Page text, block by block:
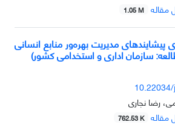
مقاله 1.05 M
مدیریت بهره‌ور منابع انسانی
سازمان اداری و استخدامی کشور)
رضا نجاری
مقاله 762.53 K